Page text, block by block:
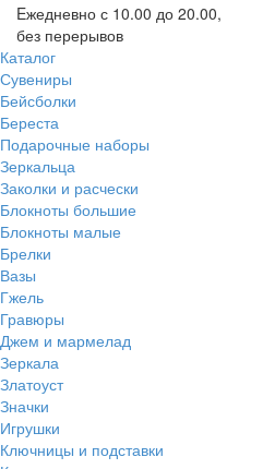
Eжедневно с 10.00 до 20.00,
без перерывов
Каталог
Сувениры
Бейсболки
Береста
Подарочные наборы
Зеркальца
Заколки и расчески
Блокноты большие
Блокноты малые
Брелки
Вазы
Гжель
Гравюры
Джем и мармелад
Зеркала
Златоуст
Значки
Игрушки
Ключницы и подставки